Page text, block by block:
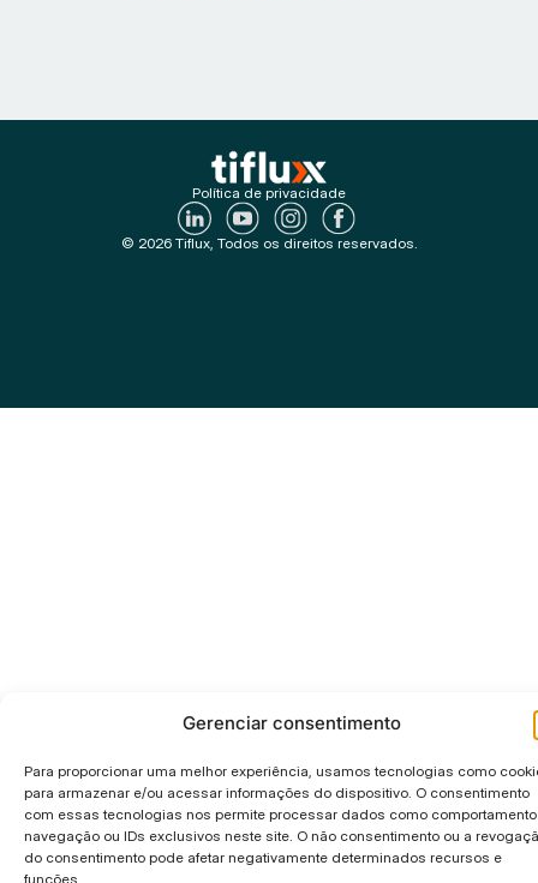
Gerenciar consentimento
Para proporcionar uma melhor experiência, usamos tecnologias como
para armazenar e/ou acessar informações do dispositivo. O consentimento
com essas tecnologias nos permite processar dados como
navegação ou IDs exclusivos neste site. O não consentimento ou a
do consentimento pode afetar negativamente determinados recursos e
funções.
© 2026 Tiflux, Todos os direitos reservados.
Política de privacidade